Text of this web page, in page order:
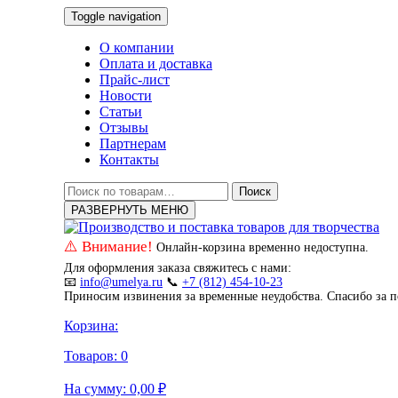
Toggle navigation
О компании
Оплата и доставка
Прайс-лист
Новости
Статьи
Отзывы
Партнерам
Контакты
Искать:
Поиск
РАЗВЕРНУТЬ МЕНЮ
⚠️ Внимание! Онлайн-корзина временно недоступна.
Для оформления заказа свяжитесь с нами:
📧 info@umelya.ru 📞 +7 (812) 454-10-23
Приносим извинения за временные неудобства. Спасибо за
Корзина:
Товаров: 0
На сумму: 0,00 ₽